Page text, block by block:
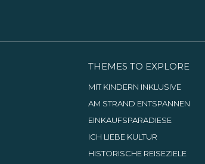
THEMES TO EXPLORE
MIT KINDERN INKLUSIVE
AM STRAND ENTSPANNEN
EINKAUFSPARADIESE
ICH LIEBE KULTUR
HISTORISCHE REISEZIELE